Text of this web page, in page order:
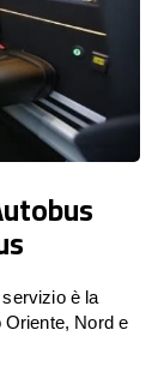
servizio è la
Oriente, Nord e